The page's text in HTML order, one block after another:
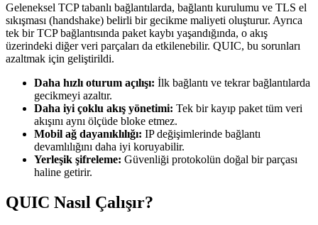
Geleneksel TCP tabanlı bağlantılarda, bağlantı kurulumu ve TLS el
sıkışması (handshake) belirli bir gecikme maliyeti oluşturur. Ayrıca
tek bir TCP bağlantısında paket kaybı yaşandığında, o akış
üzerindeki diğer veri parçaları da etkilenebilir. QUIC, bu sorunları
azaltmak için geliştirildi.
Daha hızlı oturum açılışı: İlk bağlantı ve tekrar bağlantılarda
gecikmeyi azaltır.
Daha iyi çoklu akış yönetimi: Tek bir kayıp paket tüm veri
akışını aynı ölçüde bloke etmez.
Mobil ağ dayanıklılığı: IP değişimlerinde bağlantı
devamlılığını daha iyi koruyabilir.
Yerleşik şifreleme: Güvenliği protokolün doğal bir parçası
haline getirir.
QUIC Nasıl Çalışır?